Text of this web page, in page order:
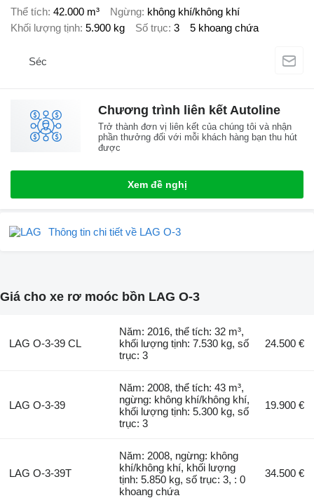
Thể tích 42.000 m³ Ngừng không khí/không khí
Khối lượng tịnh 5.900 kg Số trục 3 5 khoang chứa
Séc
Chương trình liên kết Autoline
Trở thành đơn vị liên kết của chúng tôi và nhận
phần thưởng đối với mỗi khách hàng bạn thu hút
được
Xem đề nghị
Thông tin chi tiết về LAG O-3
Giá cho xe rơ moóc bồn LAG O-3
LAG O-3-39 CL
Năm: 2016, thể tích: 32 m³,
khối lượng tịnh: 7.530 kg, số
trục: 3
24.500 €
LAG O-3-39
Năm: 2008, thể tích: 43 m³,
ngừng: không khí/không khí,
khối lượng tịnh: 5.300 kg, số
trục: 3
19.900 €
LAG O-3-39T
Năm: 2008, ngừng: không
khí/không khí, khối lượng
tịnh: 5.850 kg, số trục: 3, : 0
khoang chứa
34.500 €